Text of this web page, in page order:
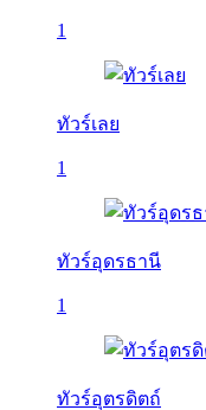
1
ทัวร์เลย
1
ทัวร์อุดรธานี
1
ทัวร์อุตรดิตถ์